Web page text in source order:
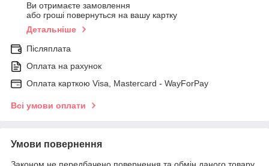
Ви отримаєте замовлення
або гроші повернуться на вашу картку
Детальніше
Післяплата
Оплата на рахунок
Оплата карткою Visa, Mastercard - WayForPay
Всі умови оплати
Умови повернення